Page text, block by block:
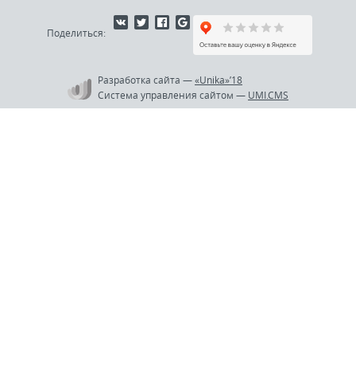
Поделиться:
Разработка сайта —«Unika»’18
Система управления сайтом — UMI.CMS